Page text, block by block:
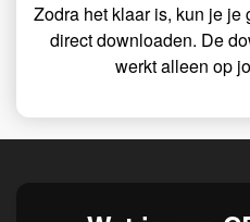
Zodra het klaar is, kun je je
direct downloaden. De
werkt alleen op